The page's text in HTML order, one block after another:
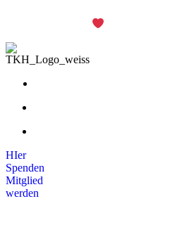
HIer
Spenden
Mitglied
werden